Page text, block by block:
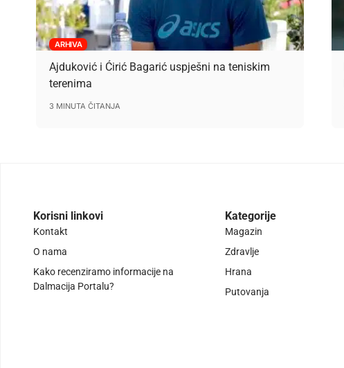
ARHIVA
Ajduković i Ćirić Bagarić uspješni na teniskim
terenima
3 MINUTA ČITANJA
Korisni linkovi
Kontakt
O nama
Kako recenziramo informacije na
Dalmacija Portalu?
Kategorije
Magazin
Zdravlje
Hrana
Putovanja